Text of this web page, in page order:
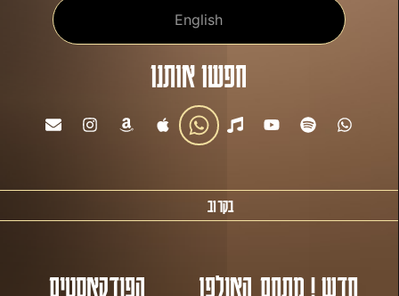
חפשו אותנו
בקרוב
האולפן הפודקאסטים
חדש ! מתחם
English